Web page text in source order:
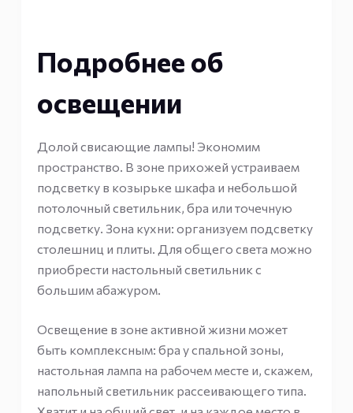
Подробнее об
освещении
Долой свисающие лампы! Экономим
пространство. В зоне прихожей устраиваем
подсветку в козырьке шкафа и небольшой
потолочный светильник, бра или точечную
подсветку. Зона кухни: организуем подсветку
столешниц и плиты. Для общего света можно
приобрести настольный светильник с
большим абажуром.
Освещение в зоне активной жизни может
быть комплексным: бра у спальной зоны,
настольная лампа на рабочем месте и, скажем,
напольный светильник рассеивающего типа.